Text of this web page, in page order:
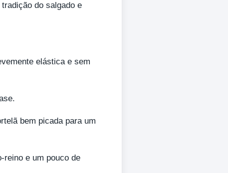
do salgado e
elástica e sem
bem picada para um
reino e um pouco de